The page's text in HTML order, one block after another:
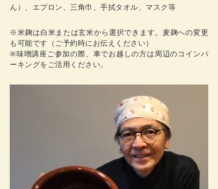
ん）、エプロン、三角巾、手拭タオル、マスク等
※米麹は白米または玄米から選択できます。麦麹への変更
も可能です（ご予約時にお伝えください）
※味噌講座ご参加の際、車でお越しの方は周辺のコインパ
ーキングをご活用ください。